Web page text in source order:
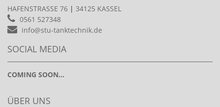
HAFENSTRASSE 76 | 34125 KASSEL
0561 527348
info@stu-tanktechnik.de
SOCIAL MEDIA
COMING SOON...
ÜBER UNS